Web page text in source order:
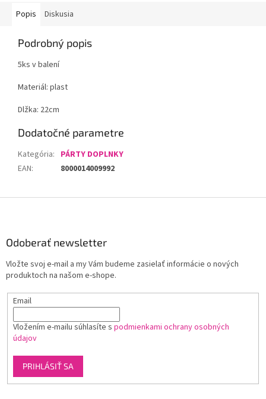
Popis Diskusia
Podrobný popis
5ks v balení
Materiál: plast
Dlžka: 22cm
Dodatočné parametre
Kategória: PÁRTY DOPLNKY
EAN: 8000014009992
Odoberať newsletter
Vložte svoj e-mail a my Vám budeme zasielať informácie o nových
produktoch na našom e-shope.
Email
Vložením e-mailu súhlasíte s podmienkami ochrany osobných
údajov
PRIHLÁSIŤ SA